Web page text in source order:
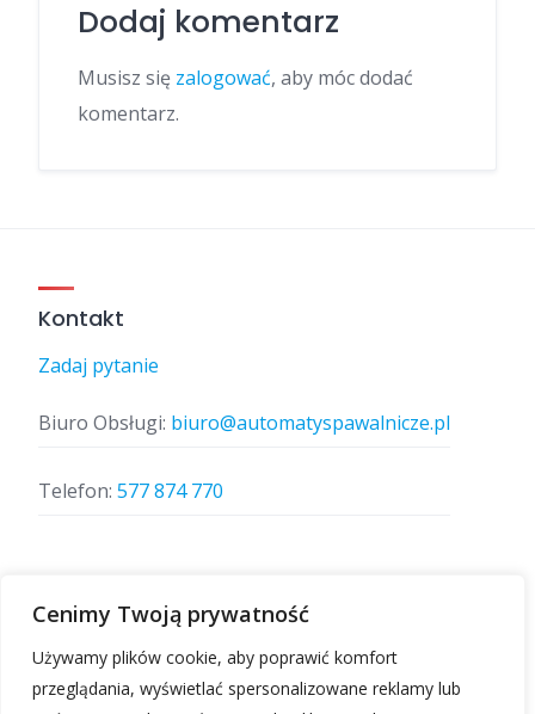
Cenimy Twoją prywatność
Używamy plików cookie, aby poprawić komfort
przeglądania, wyświetlać spersonalizowane reklamy lub
Dodaj komentarz
Musisz się zalogować, aby móc dodać
komentarz.
Kontakt
Zadaj pytanie
Biuro Obsługi: biuro@automatyspawalnicze.pl
Telefon: 577 874 770